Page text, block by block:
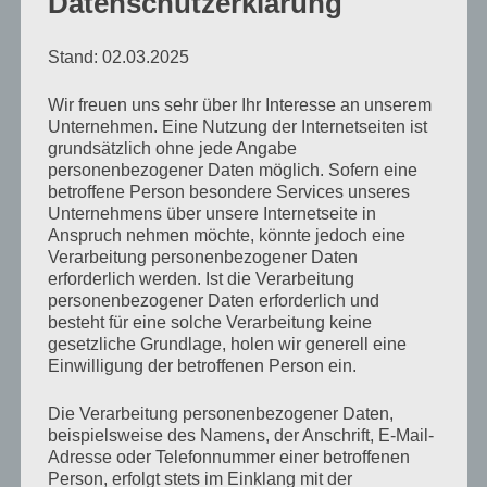
Der Hafer- und Bananenblues
von Antje Münch-Lieblang Oktober 7, 2015
Kommentare
„Der
Hafer
und
Bananenblues“
von
YouTube
anzeigen
Hier klicken, um den Inhalt von YouTube
anzuzeigen.
Erfahre mehr in derDatenschutzerklärung von
Inhalt von YouTube immer anzeigen
Stand: 02.03.2025
Wir freuen uns sehr über Ihr Interesse an unserem
Unternehmen. Eine Nutzung der Internetseiten ist
grundsätzlich ohne jede Angabe
personenbezogener Daten möglich. Sofern eine
betroffene Person besondere Services unseres
Unternehmens über unsere Internetseite in
Anspruch nehmen möchte, könnte jedoch eine
Verarbeitung personenbezogener Daten
erforderlich werden. Ist die Verarbeitung
personenbezogener Daten erforderlich und
besteht für eine solche Verarbeitung keine
gesetzliche Grundlage, holen wir generell eine
Einwilligung der betroffenen Person ein.
Die Verarbeitung personenbezogener Daten,
beispielsweise des Namens, der Anschrift, E-Mail-
Adresse oder Telefonnummer einer betroffenen
Person, erfolgt stets im Einklang mit der